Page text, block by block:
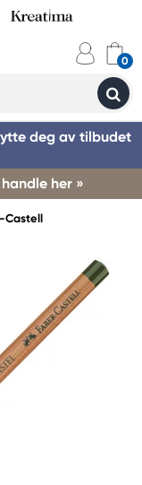
deg av tilbudet
her »
Castell